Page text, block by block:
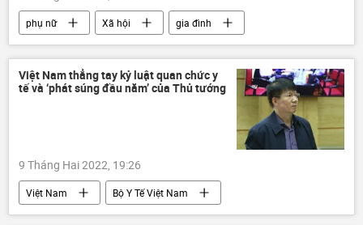
phụ nữ Xã hội
gia đình
mạng xã hội
Việt Nam thẳng tay kỷ luật quan chức y
tế và ‘phát súng đầu năm’ của Thủ tướng
9 Tháng Hai 2022, 19:26
Việt Nam
Bộ Y Tế Việt Nam
kỷ luật
Bộ Công an Việt Nam